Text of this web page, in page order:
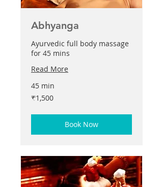
Abhyanga
Ayurvedic full body massage
for 45 mins
Read More
45 min
1,500
இந்திய
₹1,500
Book Now